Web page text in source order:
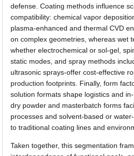
defense. Coating methods influence
compatibility: chemical vapor
plasma-enhanced and thermal CVD
on complex geometries, whereas wet
whether electrochemical or sol-gel,
static modes, and spray methods
ultrasonic sprays-offer cost-effective
production footprints. Finally, form
solution formats shape logistics and
dry powder and masterbatch forms
processes and solvent-based or
to traditional coating lines and
Taken together, this segmentation